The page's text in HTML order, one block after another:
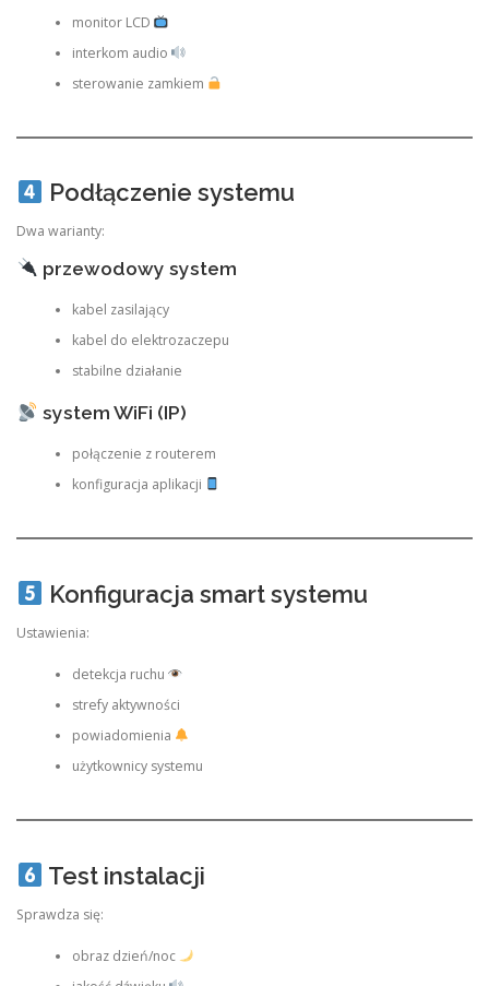
monitor LCD
interkom audio
sterowanie zamkiem
Podłączenie systemu
Dwa warianty:
przewodowy system
kabel zasilający
kabel do elektrozaczepu
stabilne działanie
system WiFi (IP)
połączenie z routerem
konfiguracja aplikacji
Konfiguracja smart systemu
Ustawienia:
detekcja ruchu
strefy aktywności
powiadomienia
użytkownicy systemu
Test instalacji
Sprawdza się:
obraz dzień/noc